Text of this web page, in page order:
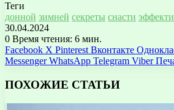
Теги
донной зимней секреты снасти
30.04.2024
0 Время чтения: 6 мин.
Facebook X Pinterest Вконтакте
Messenger WhatsApp Telegram Viber
ПОХОЖИЕ СТАТЬИ